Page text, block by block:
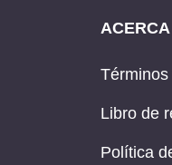
Libro de
Política